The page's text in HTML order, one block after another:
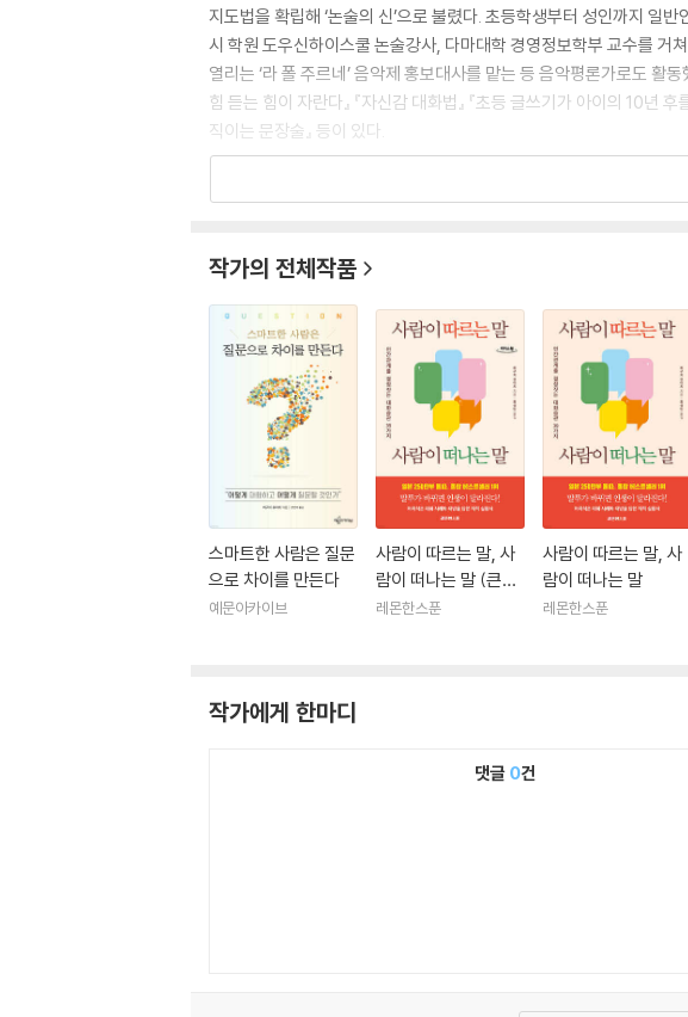
지도법을 확립해 ‘논술의 신’으로 불렸다. 초등학생부터 성인까지 일
시 학원 도우신하이스쿨 논술강사, 다마대학 경영정보학부 교수를 거
열리는 ‘라 폴 주르네’ 음악제 홍보대사를 맡는 등 음악평론가로도 활
힘 듣는 힘이 자란다』 『자신감 대화법』 『초등 글쓰기가 아이의 10년 후
직이는 문장술』 등이 있다.
작가의 전체작품
스마트한 사람은 질문
으로 차이를 만든다
예문아카이브
사람이 따르는 말, 사
람이 떠나는 말 (큰글
자도서)
레몬한스푼
사람이 따르는 말, 사
람이 떠나는 말
레몬한스푼
작가에게 한마디
댓글 0건